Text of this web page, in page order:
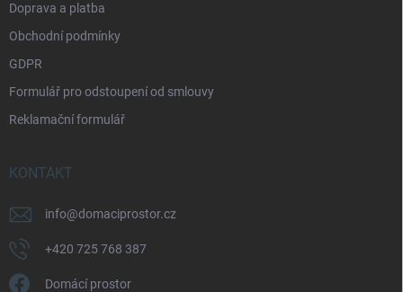
Doprava a platba
Obchodní podmínky
GDPR
Formulář pro odstoupení od smlouvy
Reklamační formulář
KONTAKT
info@domaciprostor.cz
+420 725 768 387
Domácí prostor